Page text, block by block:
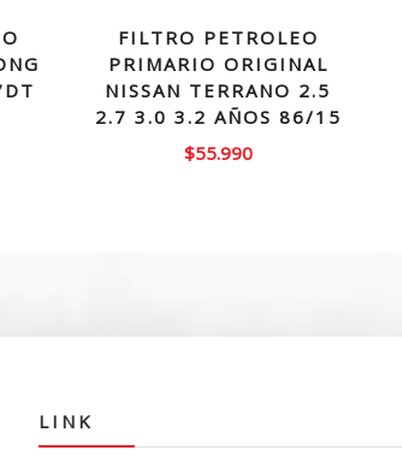
FILTRO PETROLEO
PRIMARIO ORIGINAL
NISSAN TERRANO 2.5
2.7 3.0 3.2 AÑOS 86/15
$55.990
LINK